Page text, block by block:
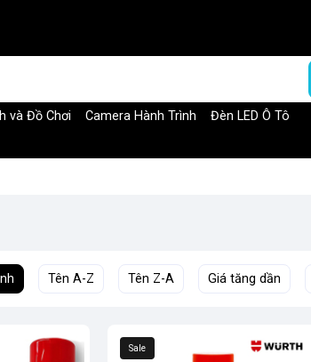
và Đồ Chơi Camera Hành Trình Đèn LED Ô Tô
Tên A-Z Tên Z-A Giá tăng dần
Sale